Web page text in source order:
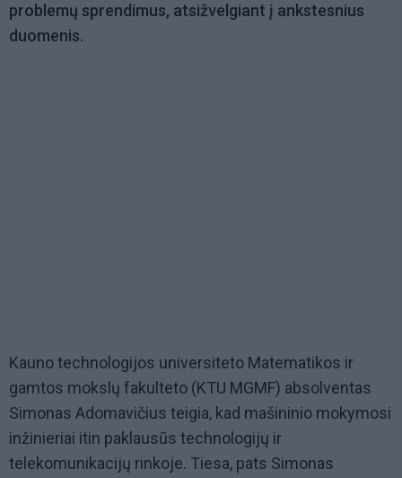
problemų sprendimus, atsižvelgiant į ankstesnius
duomenis.
Kauno technologijos universiteto Matematikos ir
gamtos mokslų fakulteto (KTU MGMF) absolventas
Simonas Adomavičius teigia, kad mašininio mokymosi
inžinieriai itin paklausūs technologijų ir
telekomunikacijų rinkoje. Tiesa, pats Simonas